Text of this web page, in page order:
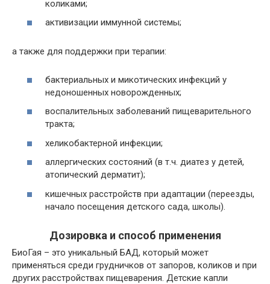
коликами;
активизации иммунной системы;
а также для поддержки при терапии:
бактериальных и микотических инфекций у
недоношенных новорожденных;
воспалительных заболеваний пищеварительного
тракта;
хеликобактерной инфекции;
аллергических состояний (в т.ч. диатез у детей,
атопический дерматит);
кишечных расстройств при адаптации (переезды,
начало посещения детского сада, школы).
Дозировка и способ применения
БиоГая – это уникальный БАД, который может
применяться среди грудничков от запоров, коликов и при
других расстройствах пищеварения. Детские капли